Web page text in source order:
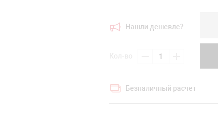
Нашли дешевле?
Безналичный расчет